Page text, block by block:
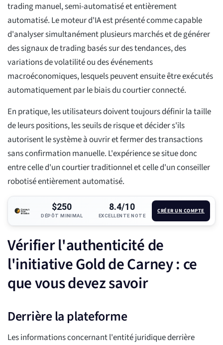
trading manuel, semi-automatisé et entièrement
automatisé. Le moteur d'IA est présenté comme capable
d'analyser simultanément plusieurs marchés et de générer
des signaux de trading basés sur des tendances, des
variations de volatilité ou des événements
macroéconomiques, lesquels peuvent ensuite être exécutés
automatiquement par le biais du courtier connecté.
En pratique, les utilisateurs doivent toujours définir la taille
de leurs positions, les seuils de risque et décider s'ils
autorisent le système à ouvrir et fermer des transactions
sans confirmation manuelle. L'expérience se situe donc
entre celle d'un courtier traditionnel et celle d'un conseiller
robotisé entièrement automatisé.
$250
DÉPÔT MINIMAL
8.4/10
EXCELLENTE NOTE
CRÉER UN COMPTE
Vérifier l'authenticité de
l'initiative Gold de Carney : ce
que vous devez savoir
Derrière la plateforme
Les informations concernant l'entité juridique derrière